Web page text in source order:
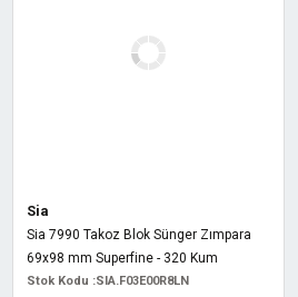
Sia
Sia 7990 Takoz Blok Sünger Zımpara
69x98 mm Superfine - 320 Kum
Stok Kodu :SIA.F03E00R8LN